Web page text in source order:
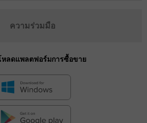
ความร่วมมือ
หลดแพลตฟอร์มการซื้อขาย